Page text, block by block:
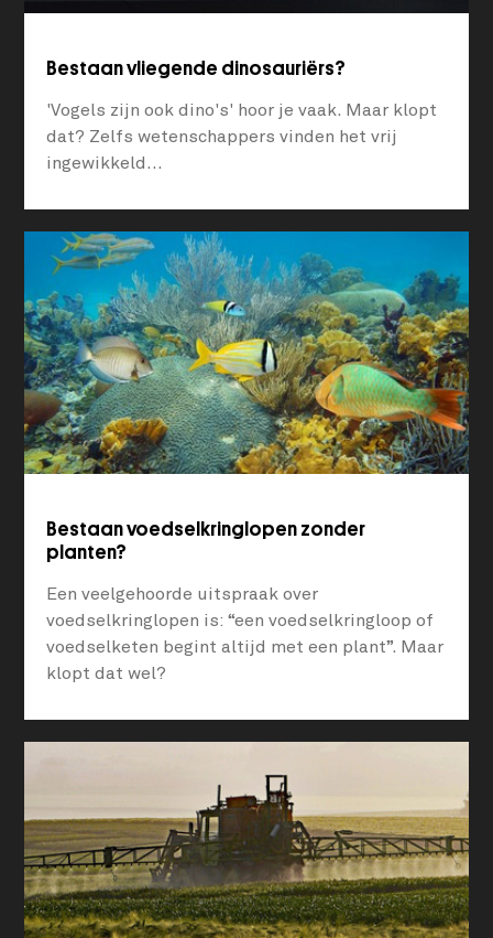
Bestaan vliegende dinosauriërs?
'Vogels zijn ook dino's' hoor je vaak. Maar klopt
dat? Zelfs wetenschappers vinden het vrij
ingewikkeld...
Bestaan voedselkringlopen zonder
planten?
Een veelgehoorde uitspraak over
voedselkringlopen is: “een voedselkringloop of
voedselketen begint altijd met een plant”. Maar
klopt dat wel?